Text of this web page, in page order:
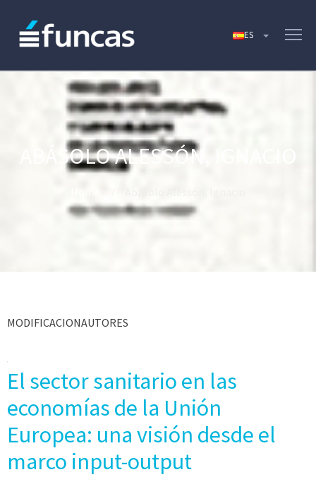
ABÁSOLO ALESSÓN, IGNACIO
MODIFICACIONAUTORES
El sector sanitario en las
economías de la Unión
Europea: una visión desde el
marco input-output